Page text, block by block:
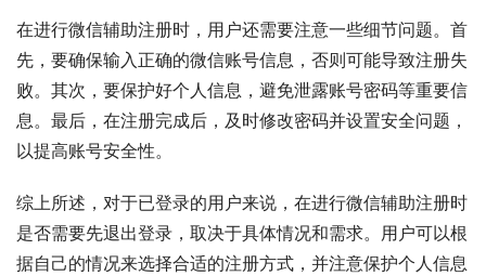
在进行微信辅助注册时，用户还需要注意一些细节问题。首
先，要确保输入正确的微信账号信息，否则可能导致注册失
败。其次，要保护好个人信息，避免泄露账号密码等重要信
息。最后，在注册完成后，及时修改密码并设置安全问题，
以提高账号安全性。
综上所述，对于已登录的用户来说，在进行微信辅助注册时
是否需要先退出登录，取决于具体情况和需求。用户可以根
据自己的情况来选择合适的注册方式，并注意保护个人信息